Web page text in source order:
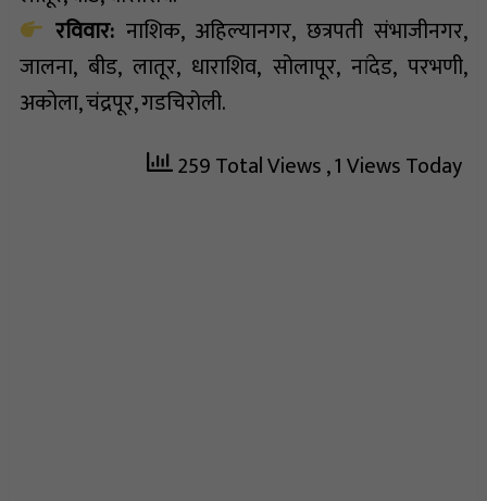
रविवार:नाशिक, अहिल्यानगर, छत्रपती संभाजीनगर,
जालना, बीड, लातूर, धाराशिव, सोलापूर, नांदेड, परभणी,
अकोला, चंद्रपूर, गडचिरोली.
259 Total Views, 1 Views Today